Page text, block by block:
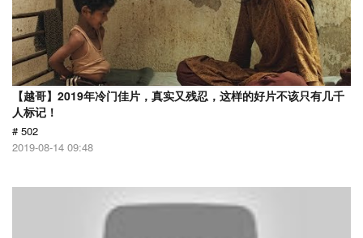
【越哥】2019年冷门佳片，真实又残忍，这样的好片不该只有几千
人标记！
# 502
2019-08-14 09:48